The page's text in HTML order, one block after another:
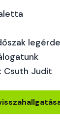
Csuth Judit